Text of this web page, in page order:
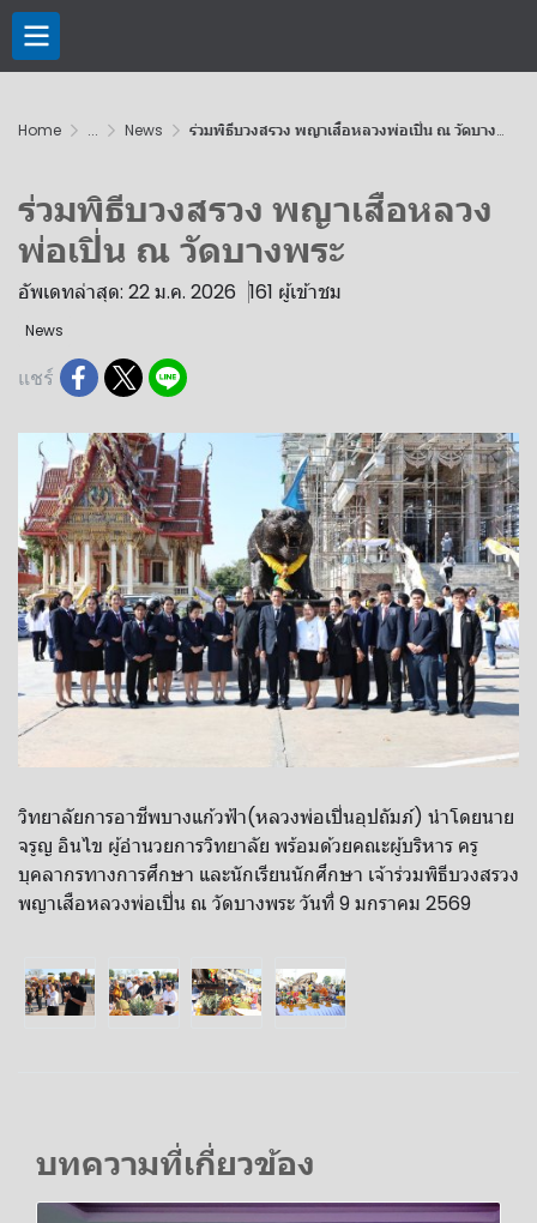
Home ... News ร่วมพิธีบวงสรวง พญาเสือหลวงพ่อเปิ่น ณ วัดบางพระ
ร่วมพิธีบวงสรวง พญาเสือหลวง
พ่อเปิ่น ณ วัดบางพระ
อัพเดทล่าสุด: 22 ม.ค. 2026 161 ผู้เข้าชม
News
แชร์
วิทยาลัยการอาชีพบางแก้วฟ้า(หลวงพ่อเปิ่นอุปถัมภ์) นำโดยนาย
จรูญ อินไข ผู้อำนวยการวิทยาลัย พร้อมด้วยคณะผู้บริหาร ครู
บุคลากรทางการศึกษา และนักเรียนนักศึกษา เจ้าร่วมพิธีบวงสรวง
พญาเสือหลวงพ่อเปิ่น ณ วัดบางพระ วันที่ 9 มกราคม 2569
บทความที่เกี่ยวข้อง